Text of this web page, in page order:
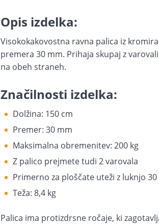
Opis izdelka:
Visokokakovostna ravna palica iz
premera 30 mm. Prihaja skupaj z
na obeh straneh.
Značilnosti izdelka:
Dolžina: 150 cm
Premer: 30 mm
Maksimalna obremenitev: 200 kg
Z palico prejmete tudi 2 varovala
Primerno za ploščate uteži z luknjo
Teža: 8,4 kg
Palica ima protizdrsne ročaje, ki